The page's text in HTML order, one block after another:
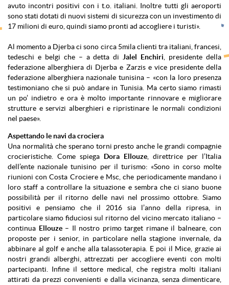
avuto incontri positivi con i t.o. italiani. Inoltre tutti gli aeroporti
sono stati dotati di nuovi sistemi di sicurezza con un investimento di
17 milioni di euro, quindi siamo pronti ad accogliere i turisti».
Al momento a Djerba ci sono circa 5mila clienti tra italiani, francesi,
tedeschi e belgi che – a detta di
Jalel Enchiri , presidente della
federazione alberghiera di Djerba e Zarzis e vice presidente della
federazione alberghiera nazionale tunisina – «con la loro presenza
testimoniano che si può andare in Tunisia. Ma certo siamo rimasti
un po’ indietro e ora è molto importante rinnovare e migliorare
strutture e servizi alberghieri e ripristinare le normali condizioni
nel paese».
Aspettando le navi da crociera
Una normalità che sperano torni presto anche le grandi compagnie
crocieristiche. Come spiega Dora Ellouze , direttrice per l’Italia
dell’ente nazionale tunisino per il turismo: «Sono in corso molte
riunioni con Costa Crociere e Msc, che periodicamente mandano i
loro staff a controllare la situazione e sembra che ci siano buone
possibilità per il ritorno delle navi nel prossimo ottobre. Siamo
positivi e pensiamo che il 2016 sia l’anno della ripresa, in
particolare siamo fiduciosi sul ritorno del vicino mercato italiano –
continua Ellouze– Il nostro primo target rimane il balneare, con
proposte per i senior, in particolare nella stagione invernale, da
abbinare al golf e anche alla talassoterapia. E poi il Mice, grazie ai
nostri grandi alberghi, attrezzati per accogliere eventi con molti
partecipanti. Infine il settore medical, che registra molti italiani
attirati da prezzi convenienti e dalla vicinanza, senza dimenticare,